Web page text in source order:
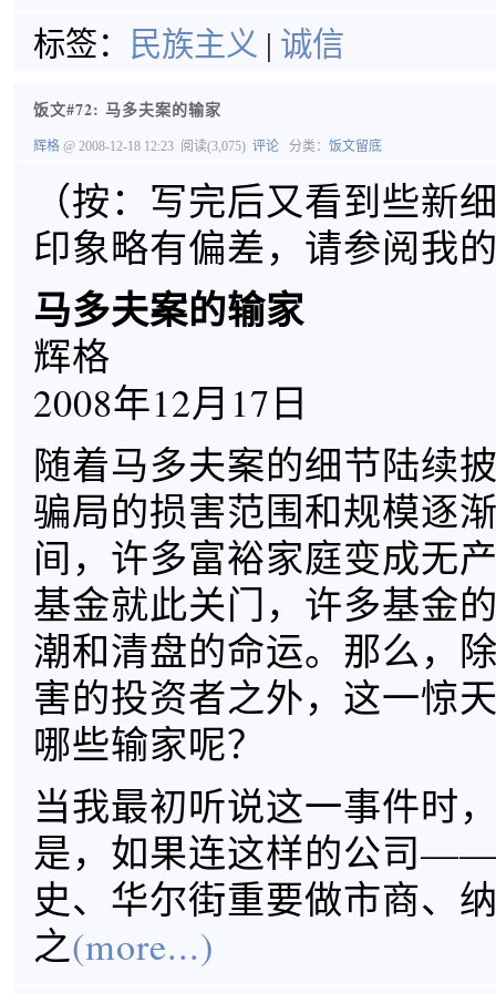
标签： 民族主义 | 诚信
饭文#72: 马多夫案的输家
辉格 @ 2008-12-18 12:23 阅读(3,075) 评论 分类： 饭文留底
（按：写完后又看到些新
印象略有偏差，请参阅我
马多夫案的输家
辉格
2008年12月17日
随着马多夫案的细节陆续
骗局的损害范围和规模逐
间，许多富裕家庭变成无
基金就此关门，许多基金
潮和清盘的命运。那么，
害的投资者之外，这一惊
哪些输家呢？
当我最初听说这一事件时
是，如果连这样的公司
史、华尔街重要做市商、
之(more...)